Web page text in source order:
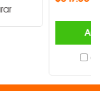
AGREGAR
Comparar